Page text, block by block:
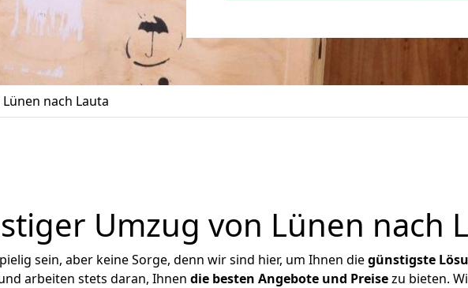
nach Lauta
Umzug von Lünen nach
sein, aber keine Sorge, denn wir sind hier, um Ihnen diegünstigste
arbeiten stets daran, Ihnen die besten Angebote und Preisezu bieten.